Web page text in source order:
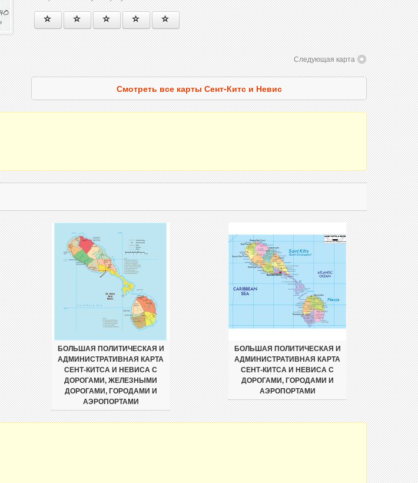
Следующая карта
Смотреть все карты Сент-Китс и Невис
БОЛЬШАЯ ПОЛИТИЧЕСКАЯ И
АДМИНИСТРАТИВНАЯ КАРТА
СЕНТ-КИТСА И НЕВИСА С
ДОРОГАМИ, ЖЕЛЕЗНЫМИ
ДОРОГАМИ, ГОРОДАМИ И
АЭРОПОРТАМИ
БОЛЬШАЯ ПОЛИТИЧЕСКАЯ И
АДМИНИСТРАТИВНАЯ КАРТА
СЕНТ-КИТСА И НЕВИСА С
ДОРОГАМИ, ГОРОДАМИ И
АЭРОПОРТАМИ